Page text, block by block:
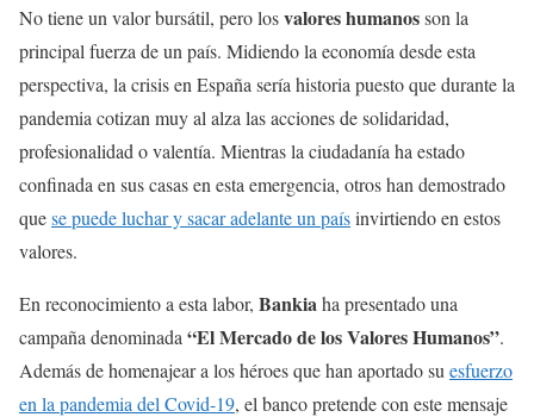
No tiene un valor bursátil, pero losvalores humanosson la
principal fuerza de un país. Midiendo la economía desde esta
perspectiva, la crisis en España sería historia puesto que durante la
pandemia cotizan muy al alza las acciones de solidaridad,
profesionalidad o valentía. Mientras la ciudadanía ha estado
confinada en sus casas en esta emergencia, otros han demostrado
quese puede luchar y sacar adelante un paísinvirtiendo en estos
valores.
En reconocimiento a esta labor, Bankiaha presentado una
campaña denominada “El Mercado de los Valores Humanos”.
Además de homenajear a los héroes que han aportado su esfuerzo
en la pandemia del Covid-19, el banco pretende con este mensaje